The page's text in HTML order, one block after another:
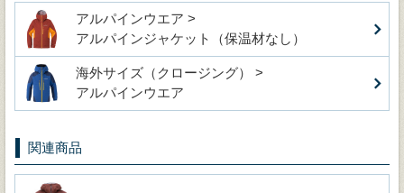
アルパインウエア >
アルパインジャケット（保温材なし）
海外サイズ（クロージング） >
アルパインウエア
関連商品